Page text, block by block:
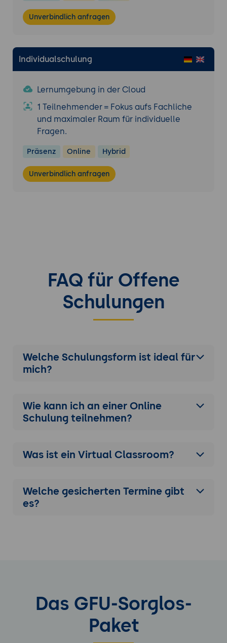
Unverbindlich anfragen
Individualschulung
Lernumgebung in der Cloud
1 Teilnehmender = Fokus aufs Fachliche
und maximaler Raum für individuelle
Fragen.
Präsenz Online Hybrid
Unverbindlich anfragen
FAQ für Offene
Schulungen
Welche Schulungsform ist ideal für
mich?
Wie kann ich an einer Online
Schulung teilnehmen?
Was ist ein Virtual Classroom?
Welche gesicherten Termine gibt
es?
Das GFU-Sorglos-
Paket